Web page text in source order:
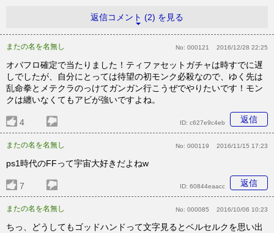
返信コメント (2) を見る
またの名を名無し No: 000121 2016/12/28 22:25
オバフロ確定で当たりました！ティファセットガチャは時すでに遅
しでしたが、自分にとっては待望の初モンク必殺なので、ゆく先は
乱命拳とメテクラのっけてガンガン行こうぜでやりたいです！モン
クは纏いなくてもアビが強いですよね。
4 返信
ID: c627e9c4eb
またの名を名無し No: 000119 2016/11/15 17:23
ps1時代のFFって宇宙大好きだよねw
7 返信
ID: 60844eaacc
またの名を名無し No: 000085 2016/10/06 10:23
ちっ、どうしてもゴッドハンドって文字見るとベルセルクを思い出